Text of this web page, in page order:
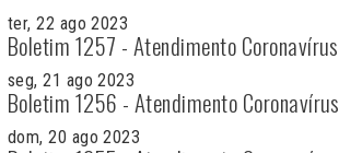
ter, 22 ago 2023
Boletim 1257 - Atendimento Coronavírus
seg, 21 ago 2023
Boletim 1256 - Atendimento Coronavírus
dom, 20 ago 2023